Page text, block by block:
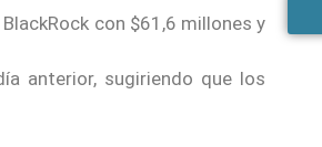
con $61,6 millones y
anterior, sugiriendo que los